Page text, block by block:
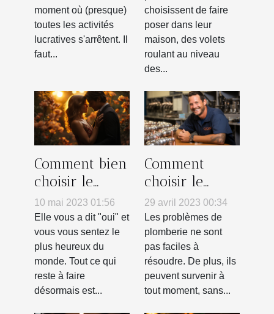
moment où (presque)
toutes les activités
lucratives s'arrêtent. Il
faut...
choisissent de faire
poser dans leur
maison, des volets
roulant au niveau
des...
Comment bien
choisir le
photographe
de son
mariage ?
10 mai 2023 01:56
Elle vous a dit "oui" et
vous vous sentez le
plus heureux du
monde. Tout ce qui
reste à faire
désormais est...
Comment
choisir le
meilleur
plombier à
proximité pour
vos besoins en
plomberie ?
29 avril 2023 00:34
Les problèmes de
plomberie ne sont
pas faciles à
résoudre. De plus, ils
peuvent survenir à
tout moment, sans...